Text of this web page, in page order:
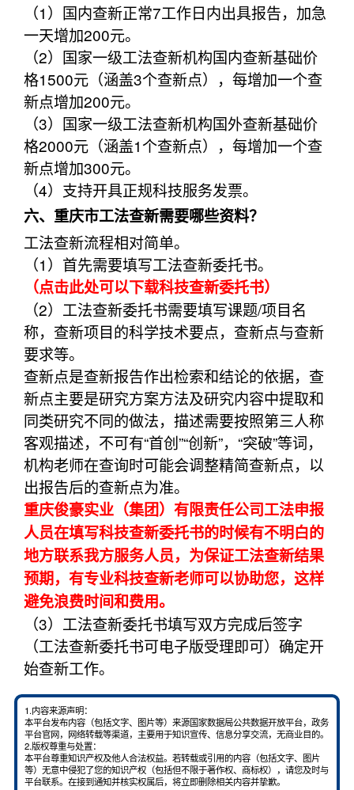
（1）国内查新正常7工作日内出具报告，加急
一天增加200元。
（2）国家一级工法查新机构国内查新基础价
格1500元（涵盖3个查新点），每增加一个查
新点增加200元。
（3）国家一级工法查新机构国外查新基础价
格2000元（涵盖1个查新点），每增加一个查
新点增加300元。
（4）支持开具正规科技服务发票。
六、重庆市工法查新需要哪些资料？
工法查新流程相对简单。
（1）首先需要填写工法查新委托书。
（点击此处可以下载科技查新委托书）
（2）工法查新委托书需要填写课题/项目名
称，查新项目的科学技术要点，查新点与查新
要求等。
查新点是查新报告作出检索和结论的依据，查
新点主要是研究方案方法及研究内容中提取和
同类研究不同的做法，描述需要按照第三人称
客观描述，不可有“首创”“创新”，“突破”等词，
机构老师在查询时可能会调整精简查新点，以
出报告后的查新点为准。
重庆俊豪实业（集团）有限责任公司工法申报
人员在填写科技查新委托书的时候有不明白的
地方联系我方服务人员，为保证工法查新结果
预期，有专业科技查新老师可以协助您，这样
避免浪费时间和费用。
（3）工法查新委托书填写双方完成后签字
（工法查新委托书可电子版受理即可）确定开
始查新工作。
1.内容来源声明：
本平台发布内容（包括文字、图片等）来源国家数据局公共数据开放平台，政务
平台官网，网络转载等渠道，主要用于知识宣传、信息分享交流，无商业目的。
2.版权尊重与处置：
本平台尊重知识产权及他人合法权益。若转载或引用的内容（包括文字、图片
等）无意中侵犯了您的知识产权（包括但不限于著作权、商标权），请您及时与
平台联系。在接到通知并核实权属后，将立即删除相关内容并挚歉。